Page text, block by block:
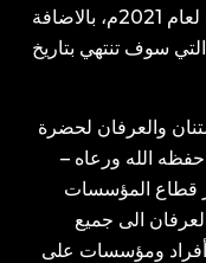
مناقشة واعتماد البيانات الـمالية الـمدققة لعام 2021م، بالاضافة
سوف تنتهي بتاريخ
والعرفان لحضرة
الله ورعاه –
قطاع المؤسسات
الى جميع
62 مساهماً من أفراد ومؤسسات على